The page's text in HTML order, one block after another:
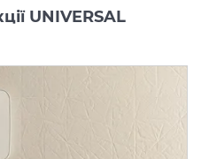
UNIVERSAL